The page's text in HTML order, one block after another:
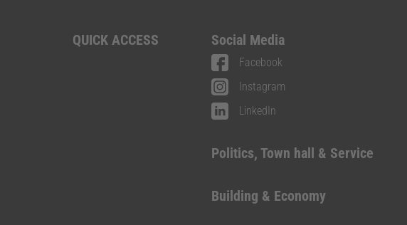
QUICK ACCESS Social Media
Facebook
Instagram
LinkedIn
Politics, Town hall & Service
Building & Economy